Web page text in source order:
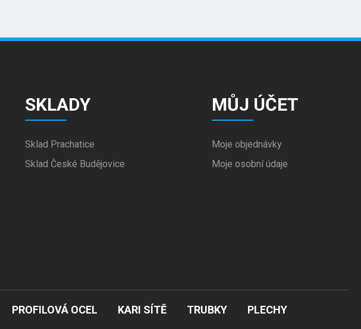
SKLADY
Sklad Prachatice
Sklad České Budějovice
MŮJ ÚČET
Moje objednávky
Moje osobní údaje
PROFILOVÁ OCEL KARI SÍTĚ TRUBKY
PLECHY